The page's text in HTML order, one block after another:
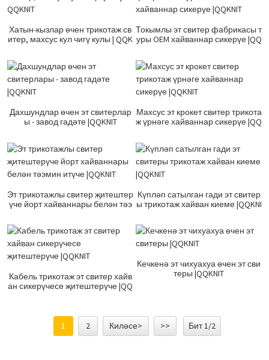
Хатын-кызлар өчен трикотаж св
итер, махсус кул чигү кулы | QQK
Токымлы эт свитер фабрикасы т
уры OEM хайваннар сикерүе |QQ
Дахшундлар өчен эт свитерлар
ы - завод гадәте |QQKNIT
Махсус эт крокет свитер трикота
ж үрнәге хайваннар сикерүе |QQ
Эт трикотажлы свитер җитештер
үче йорт хайваннары белән тәэ
Күпләп сатылган гади эт свитер
ы трикотаж хайван киеме |QQKNI
Кабель трикотаж эт свитер хайв
ан сикерүчесе җитештерүче |QQ
Кечкенә эт чихуахуа өчен эт сви
теры |QQKNIT
1 2 Киләсе> >> Бит 1/2